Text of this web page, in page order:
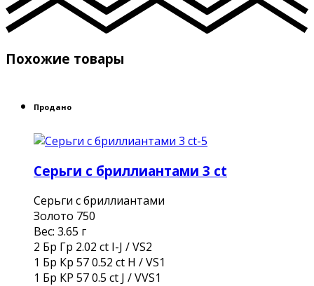
Похожие товары
Продано
Серьги с бриллиантами 3 ct
Серьги с бриллиантами
Золото 750
Вес: 3.65 г
2 Бр Гр 2.02 ct I-J / VS2
1 Бр Кр 57 0.52 ct H / VS1
1 Бр КР 57 0.5 ct J / VVS1